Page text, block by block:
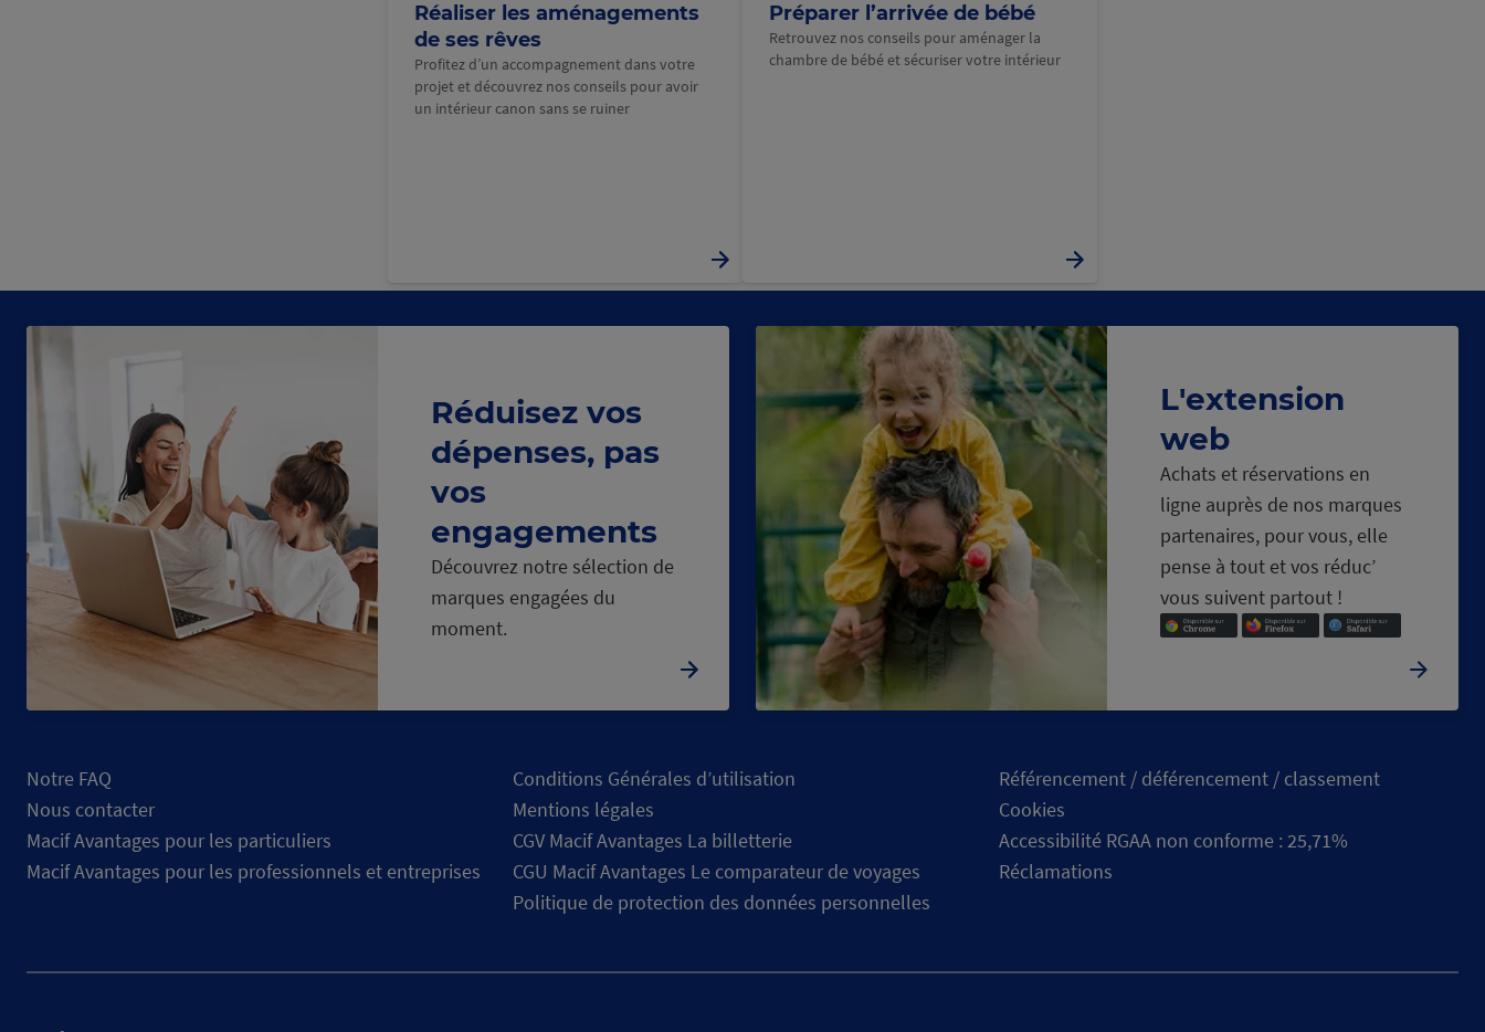
Réaliser les aménagements
de ses rêves
Profitez d’un accompagnement dans votre
projet et découvrez nos conseils pour avoir
un intérieur canon sans se ruiner
Préparer l’arrivée de bébé
Retrouvez nos conseils pour aménager la
chambre de bébé et sécuriser votre intérieur
Réduisez vos
dépenses, pas
vos
engagements
Découvrez notre sélection de
marques engagées du
moment.
L'extension
web
Achats et réservations en
ligne auprès de nos marques
partenaires, pour vous, elle
pense à tout et vos réduc’
vous suivent partout !
Notre FAQ
Nous contacter
Macif Avantages pour les particuliers
Macif Avantages pour les professionnels et entreprises
Conditions Générales d’utilisation
Mentions légales
CGV Macif Avantages La billetterie
CGU Macif Avantages Le comparateur de voyages
Politique de protection des données personnelles
Référencement / déférencement / classement
Cookies
Accessibilité RGAA non conforme : 25,71%
Réclamations